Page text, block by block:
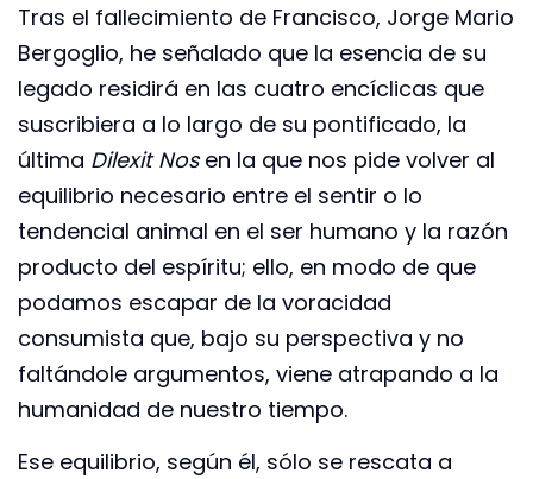
Tras el fallecimiento de Francisco, Jorge Mario
Bergoglio, he señalado que la esencia de su
legado residirá en las cuatro encíclicas que
suscribiera a lo largo de su pontificado, la
última Dilexit Nosen la que nos pide volver al
equilibrio necesario entre el sentir o lo
tendencial animal en el ser humano y la razón
producto del espíritu; ello, en modo de que
podamos escapar de la voracidad
consumista que, bajo su perspectiva y no
faltándole argumentos, viene atrapando a la
humanidad de nuestro tiempo.
Ese equilibrio, según él, sólo se rescata a